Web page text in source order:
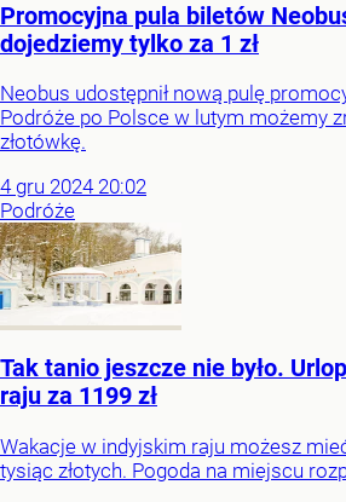
Promocyjna pula biletów
dojedziemy tylko za 1 zł
Neobus udostępnił nową pulę
Podróże po Polsce w lutym możemy
złotówkę.
4 gru 2024 20:02
Podróże
Tak tanio jeszcze nie było.
raju za 1199 zł
Wakacje w indyjskim raju możesz
tysiąc złotych. Pogoda na miejscu